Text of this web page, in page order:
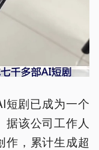
短剧已成为一个
该公司工作人
作，累计生成超